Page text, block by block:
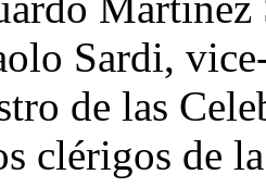
Sardi,
de las
clérigos de